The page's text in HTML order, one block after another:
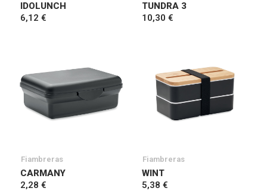
IDOLUNCH
6,12 €
TUNDRA 3
10,30 €
Fiambreras
CARMANY
2,28 €
Fiambreras
WINT
5,38 €